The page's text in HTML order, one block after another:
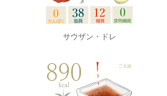
サウザン・ドレ